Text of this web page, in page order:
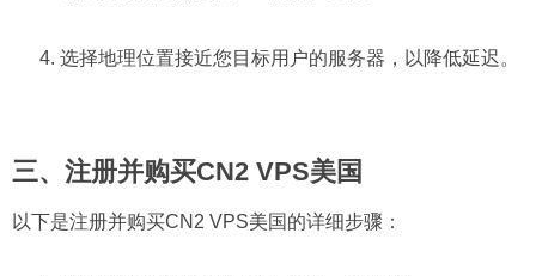
选择地理位置接近您目标用户的服务器，以降低延迟。
三、注册并购买CN2 VPS美国
以下是注册并购买CN2 VPS美国的详细步骤：